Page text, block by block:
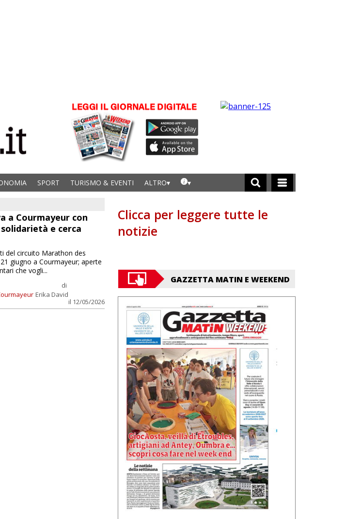
SPORT TURISMO & EVENTI ALTRO
a Courmayeur con
e cerca
di
Erika David
il 12/05/2026
del circuito Marathon des
giugno a Courmayeur; aperte
che vogli...
Clicca per leggere tutte le
notizie
GAZZETTA MATIN E WEEKEND